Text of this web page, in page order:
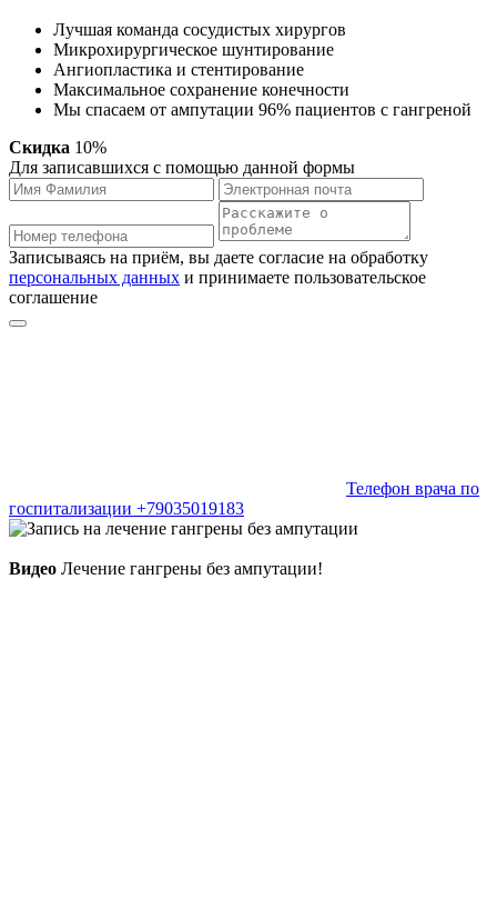
Лучшая команда сосудистых хирургов
Микрохирургическое шунтирование
Ангиопластика и стентирование
Максимальное сохранение конечности
Мы спасаем от ампутации 96% пациентов с гангреной
Скидка 10%
Для записавшихся с помощью данной формы
Записываясь на приём, вы даете согласие на обработку
персональных данных и принимаете пользовательское
соглашение
Телефон врача по
госпитализации +79035019183
Видео Лечение гангрены без ампутации!